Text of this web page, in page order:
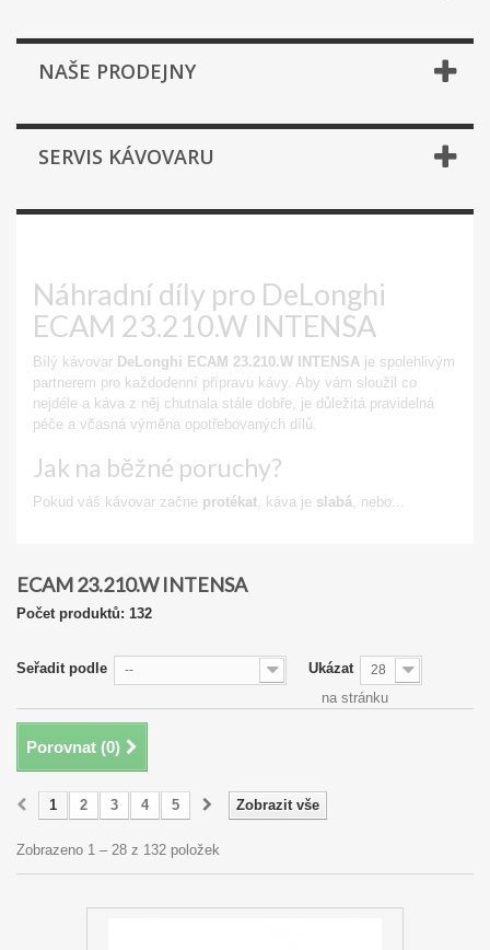
NAŠE PRODEJNY
SERVIS KÁVOVARU
Náhradní díly pro DeLonghi
ECAM 23.210.W INTENSA
Bílý kávovar DeLonghi ECAM 23.210.W INTENSA je spolehlivým
partnerem pro každodenní přípravu kávy. Aby vám sloužil co
nejdéle a káva z něj chutnala stále dobře, je důležitá pravidelná
péče a včasná výměna opotřebovaných dílů.
Jak na běžné poruchy?
Pokud váš kávovar začne protékat, káva je slabá, nebo...
ECAM 23.210.W INTENSA
Počet produktů: 132
Seřadit podle -- Ukázat 28
na stránku
Porovnat (0)
Zobrazit vše
1 2 3 4 5
Zobrazeno 1 – 28 z 132 položek